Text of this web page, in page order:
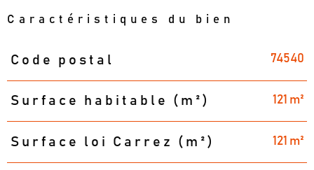
Caractéristiques du bien
Caractéristiques Valeurs
Code postal 74540
Surface habitable (m²) 121 m²
Surface loi Carrez (m²) 121 m²